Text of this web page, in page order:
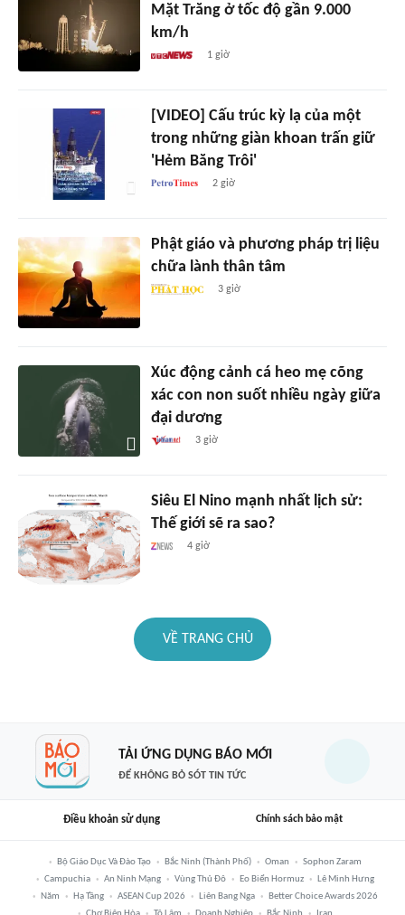
Mặt Trăng ở tốc độ gần 9.000
km/h
1 giờ
[VIDEO] Cấu trúc kỳ lạ của một
trong những giàn khoan trấn giữ
'Hẻm Băng Trôi'
2 giờ
Phật giáo và phương pháp trị liệu
chữa lành thân tâm
3 giờ
Xúc động cảnh cá heo mẹ cõng
xác con non suốt nhiều ngày giữa
đại dương
3 giờ
Siêu El Nino mạnh nhất lịch sử:
Thế giới sẽ ra sao?
4 giờ
VỀ TRANG CHỦ
TẢI ỨNG DỤNG BÁO MỚI
ĐỂ KHÔNG BỎ SÓT TIN TỨC
Điều khoản sử dụng Chính sách bảo mật
Bộ Giáo Dục Và Đào Tạo Bắc Ninh (thành Phố) Oman
Sophon Zaram
Campuchia
An Ninh Mạng Vùng Thủ Đô Eo Biển Hormuz
Lê Minh Hưng
Năm
Hạ Tầng ASEAN Cup 2026 Liên Bang Nga
Better Choice Awards 2026